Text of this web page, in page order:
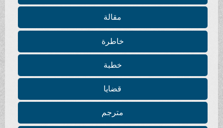
مقالة
خاطرة
خطبة
قضايا
مترجم